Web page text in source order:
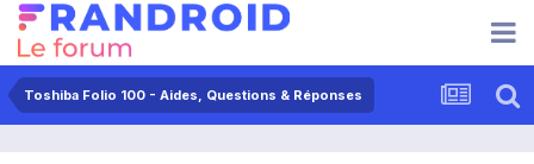
Toshiba Folio 100 - Aides, Questions & Réponses